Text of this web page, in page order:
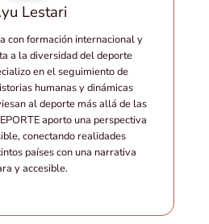
Lestari
con formación internacional y
a la diversidad del deporte
en el seguimiento de
humanas y dinámicas
al deporte más allá de las
aporto una perspectiva
conectando realidades
países con una narrativa
y accesible.